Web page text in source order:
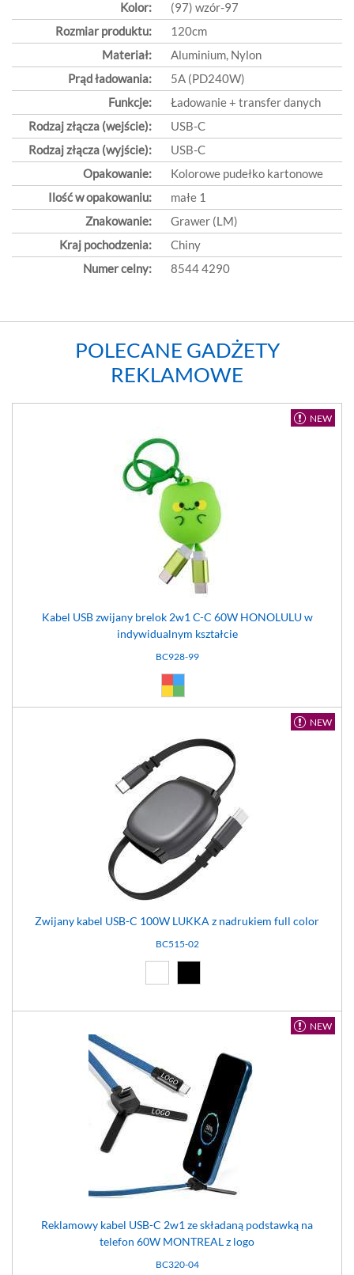
Kolor:
(97) wzór-97
Rozmiar produktu:
120cm
Materiał:
Aluminium, Nylon
Prąd ładowania:
5A (PD240W)
Funkcje:
Ładowanie + transfer danych
Rodzaj złącza (wejście):
USB-C
Rodzaj złącza (wyjście):
USB-C
Opakowanie:
Kolorowe pudełko kartonowe
Ilość w opakowaniu:
małe 1
Znakowanie:
Grawer (LM)
Kraj pochodzenia:
Chiny
Numer celny:
8544 4290
POLECANE GADŻETY
REKLAMOWE
NEW
Kabel USB zwijany brelok 2w1 C-C 60W HONOLULU w
indywidualnym kształcie
BC928-99
NEW
Zwijany kabel USB-C 100W LUKKA z nadrukiem full color
BC515-02
NEW
Reklamowy kabel USB-C 2w1 ze składaną podstawką na
telefon 60W MONTREAL z logo
BC320-04